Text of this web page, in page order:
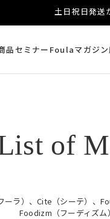
土日祝日発
品セミナー Foulaマガジン
of
ーラ）、Cite（シーテ）、
Foodizm（フーディズム